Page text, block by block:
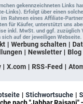
gekennzeichneten Links
Links). Erfolgt über einen
Rahmen eines Affiliate-
für Käufer, unterstützt uns
inkl. MwSt. und ggf. zuzüglich
sich auf der jeweiligen Webseite.
Werbung schalten
Newsletter
Blog
X.com RSS-Feed
Stichwortsuche
nach "Jabbar Raisani"